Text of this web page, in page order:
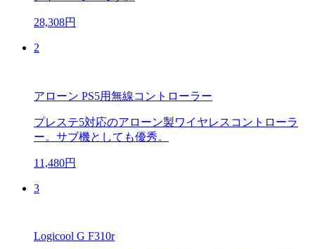
28,308円
2
アローン PS5用無線コントローラー
プレステ5対応のアローン製ワイヤレスコントローラ
ー。サブ機としても優秀。
11,480円
3
Logicool G F310r